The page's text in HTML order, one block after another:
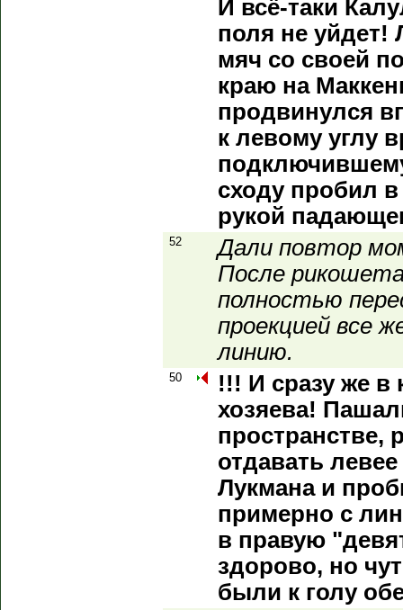
И всё-таки
поля не уйдет!
мяч со своей
краю на
продвинулся
к левому углу
сходу пробил
рукой
52
Дали повтор
После
полностью
проекцией все
линию.
50
!!! И сразу же в
хозяева!
пространстве,
отдавать
Лукмана и
примерно с
в правую
здорово, но
были к голу